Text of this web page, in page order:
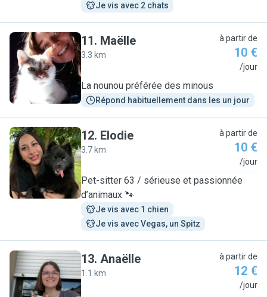
Je vis avec 2 chats
M
11. Maëlle
3.3 km
à partir de
10 €
/jour
La nounou préférée des minous
Répond habituellement dans les un jour
E
12. Elodie
3.7 km
à partir de
10 €
/jour
Pet-sitter 63 / sérieuse et passionnée
d’animaux 🐾
Je vis avec 1 chien
Je vis avec Vegas, un Spitz
A
13. Anaëlle
1.1 km
à partir de
12 €
/jour